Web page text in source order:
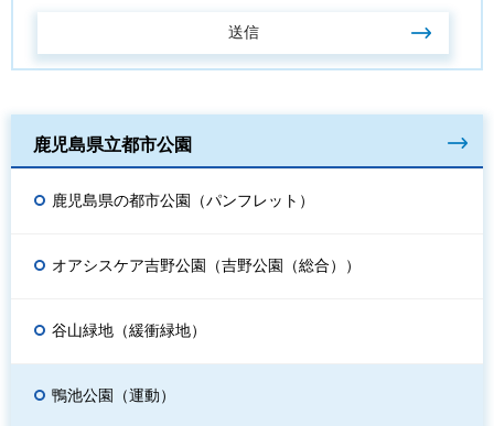
鹿児島県立都市公園
鹿児島県の都市公園（パンフレット）
オアシスケア吉野公園（吉野公園（総合））
谷山緑地（緩衝緑地）
鴨池公園（運動）